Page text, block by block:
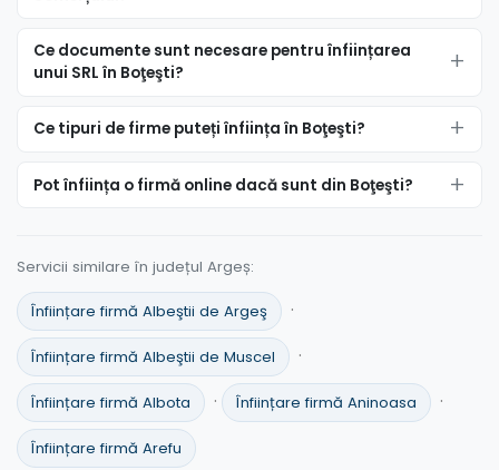
Ce documente sunt necesare pentru înființarea
unui SRL în Boţeşti?
Ce tipuri de firme puteți înființa în Boţeşti?
Pot înființa o firmă online dacă sunt din Boţeşti?
Servicii similare în județul Argeș:
Înființare firmă Albeştii de Argeş ·
Înființare firmă Albeştii de Muscel ·
Înființare firmă Albota · Înființare firmă Aninoasa ·
Înființare firmă Arefu